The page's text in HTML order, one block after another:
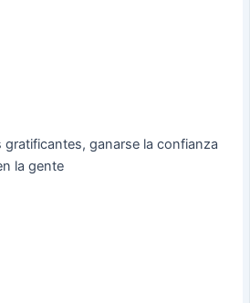
gratificantes, ganarse la confianza
la gente